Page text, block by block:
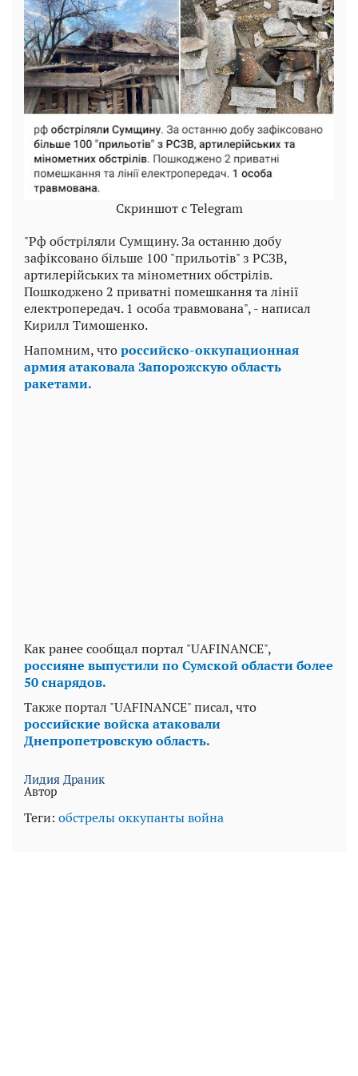
Скриншот с Telegram
"Рф обстріляли Сумщину. За останню добу
зафіксовано більше 100 "прильотів" з РСЗВ,
артилерійських та мінометних обстрілів.
Пошкоджено 2 приватні помешкання та лінії
електропередач. 1 особа травмована", - написал
Кирилл Тимошенко.
Напомним, чтороссийско-оккупационная
армия атаковала Запорожскую область
ракетами.
Как ранее сообщал портал "UAFINANCE",
россияне выпустили по Сумской области более
50 снарядов.
Также портал "UAFINANCE" писал, что
российские войска атаковали
Днепропетровскую область.
Лидия Драник
Автор
Теги: обстрелыоккупантывойна